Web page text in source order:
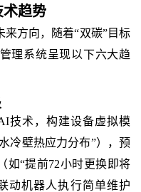
术趋势
来方向， 随着“双碳”目标
理系统呈现以下六大趋
技术，构建设备虚拟模
冷壁热应力分布”），预
如“提前72小时更换即将
动机器人执行简单维护